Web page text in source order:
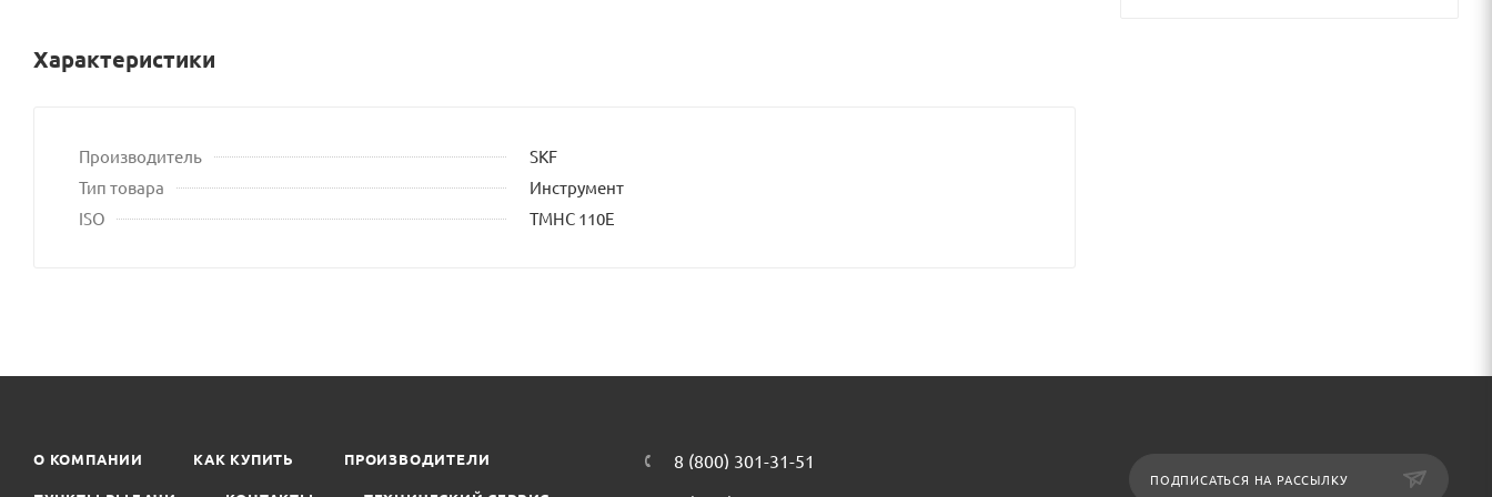
Характеристики
Производитель
SKF
Тип товара
Инструмент
ISO
TMHC 110E
О КОМПАНИИ КАК КУПИТЬ ПРОИЗВОДИТЕЛИ 8 (800) 301-31-51
ПОДПИСАТЬСЯ НА РАССЫЛКУ